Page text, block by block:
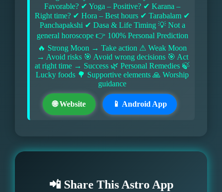
Favorable? ✔ Yoga – Positive? ✔ Karana –
Right time? ✔ Hora – Best hours ✔ Tarabalam ✔
Panchapakshi ✔ Dasa & Life Timing 💡 Not a
general horoscope 👉 100% Personal Prediction
🔥 Strong Moon → Take action ⚠ Weak Moon
→ Avoid risks 🎯 Avoid wrong decisions 🎯 Act
at right time → Success 🌿 Personal Remedies 🍃
Lucky foods 🌳 Supportive elements 🙏 Worship
guidance
🌐 Website 📱 Android App
📲 Share This Astro App